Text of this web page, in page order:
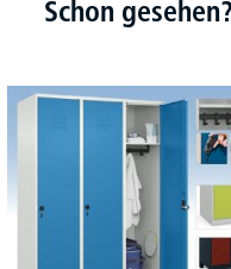
Schon gesehen?